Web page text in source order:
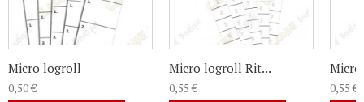
Micro logroll
0,50 €
Micro logroll Rit...
0,55 €
0,55 €